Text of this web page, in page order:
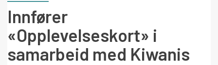
Innfører
«Opplevelseskort» i
samarbeid med Kiwanis